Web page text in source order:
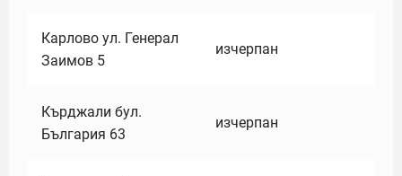
Карлово ул. Генерал
Заимов 5
изчерпан
Кърджали бул.
България 63
изчерпан